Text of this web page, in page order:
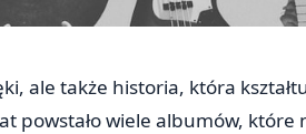
ale także historia, która
powstało wiele albumów,